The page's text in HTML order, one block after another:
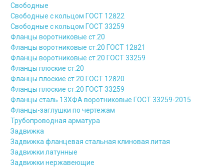
Свободные
Свободные с кольцом ГОСТ 12822
Свободные с кольцом ГОСТ 33259
Фланцы воротниковые ст.20
Фланцы воротниковые ст.20 ГОСТ 12821
Фланцы воротниковые ст.20 ГОСТ 33259
Фланцы плоские ст.20
Фланцы плоские ст.20 ГОСТ 12820
Фланцы плоские ст.20 ГОСТ 33259
Фланцы сталь 13ХФА воротниковые ГОСТ 33259-2015
Фланцы-заглушки по чертежам
Трубопроводная арматура
Задвижка
Задвижка фланцевая стальная клиновая литая
Задвижки латунные
Задвижки нержавеющие